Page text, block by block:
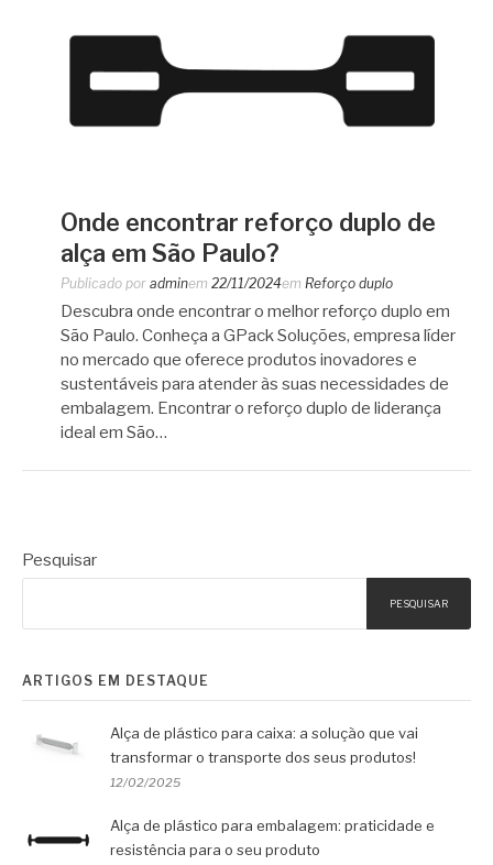
Onde encontrar reforço duplo de
alça em São Paulo?
Publicado por adminem 22/11/2024em Reforço duplo
Descubra onde encontrar o melhor reforço duplo em
São Paulo. Conheça a GPack Soluções, empresa líder
no mercado que oferece produtos inovadores e
sustentáveis ​​para atender às suas necessidades de
embalagem. Encontrar o reforço duplo de liderança
ideal em São…
Pesquisar
PESQUISAR
ARTIGOS EM DESTAQUE
Alça de plástico para caixa: a solução que vai
transformar o transporte dos seus produtos!
12/02/2025
Alça de plástico para embalagem: praticidade e
resistência para o seu produto